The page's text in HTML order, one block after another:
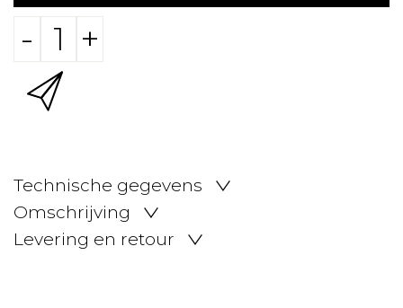
- +
Technische gegevens
Omschrijving
Levering en retour